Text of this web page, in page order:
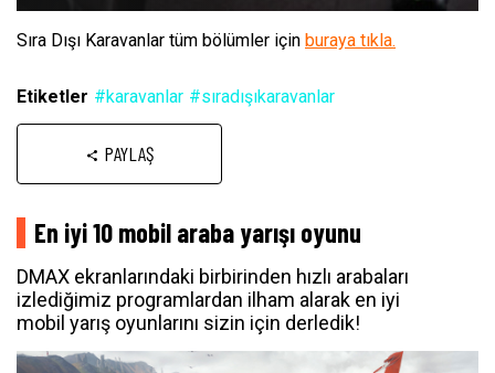
Sıra Dışı Karavanlar tüm bölümler için buraya tıkla.
Etiketler #karavanlar #sıradışıkaravanlar
PAYLAŞ
En iyi 10 mobil araba yarışı oyunu
DMAX ekranlarındaki birbirinden hızlı arabaları
izlediğimiz programlardan ilham alarak en iyi
mobil yarış oyunlarını sizin için derledik!